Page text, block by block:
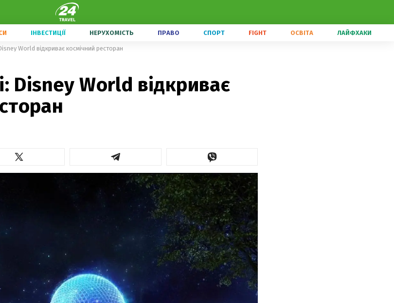
ІНВЕСТИЦІЇ НЕРУХОМІСТЬ ПРАВО СПОРТ FIGHT ОСВІТА ЛАЙФХАКИ
World відкриває космічний ресторан
Disney World відкриває